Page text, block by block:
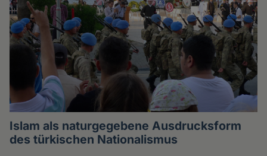
Islam als naturgegebene Ausdrucksform
des türkischen Nationalismus